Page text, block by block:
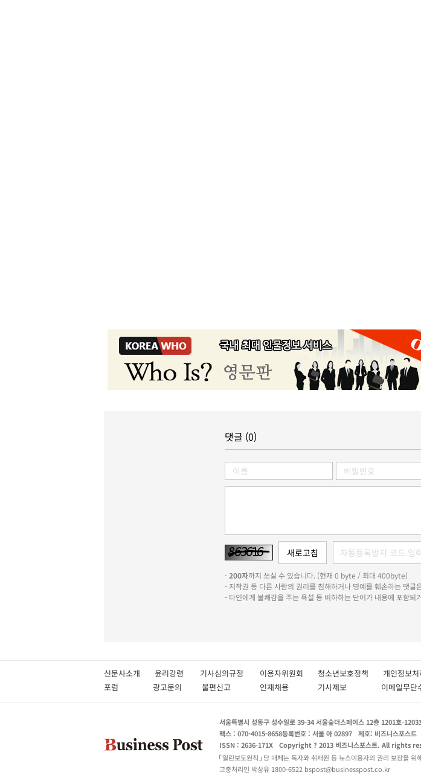
댓글 (0)
-200자까지 쓰실 수 있습니다. (현재 0 byte / 최대 400byte)
- 저작권 등 다른 사람의 권리를 침해하거나 명예를 훼손하는 댓글
- 타인에게 불쾌감을 주는 욕설 등 비하하는 단어가 내용에 포함
신문사소개 윤리강령 기사심의규정 이용자위원회 청소년보호정책 개인정
포럼
광고문의 불편신고 인재채용 기사제보 이메일무단
서울특별시 성동구 성수일로 39-34 서울숲더스페이스 12층 1201호-1203
팩스 : 070-4015-8658등록번호 : 서울 아 02897 제호: 비즈니스포스트
ISSN : 2636-171X
Copyright ? 2013 비즈니스포스트. All rights
열린보도원칙
당 매체는 독자와 취재원 등 뉴스이용자의 권리 보장을
고충처리인 박상유 1800-6522 bspost@businesspost.co.kr